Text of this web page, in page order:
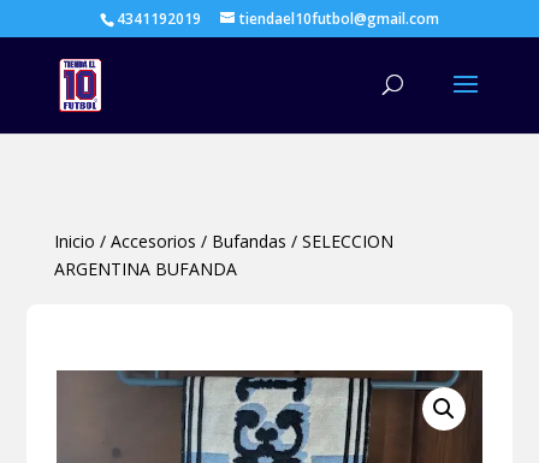
4341192019 tiendael10futbol@gmail.com
Inicio / Accesorios / Bufandas / SELECCION
ARGENTINA BUFANDA